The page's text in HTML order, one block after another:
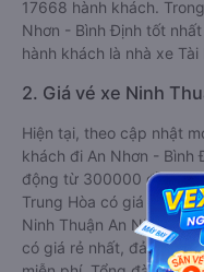
Chất lượng các xe
Thuận được đánh giá
17668 hành khách.
Nhơn - Bình Định tốt
hành khách là nhà xe Tài
2. Giá vé xe Ninh
Hiện tại, theo cập nhật
khách đi An Nhơn - Bình
động từ 300000 đồng -